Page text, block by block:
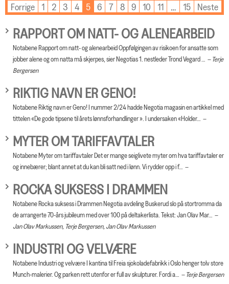
Forrige 1 2 3 4 5 6 7 8 9 10 11 15 Neste
RAPPORT OM NATT- OG ALENEARBEID
Notabene Rapport om natt- og alenearbeid Oppfølgingen av risikoen for ansatte som
jobber alene og om natta må skjerpes, sier Negotias 1. nestleder Trond Vegard …
Terje
Bergersen
RIKTIG NAVN ER GENO!
Notabene Riktig navn er Geno! I nummer 2/24 hadde Negotia magasin en artikkel med
tittelen «De gode tipsene til årets lønnsforhandlinger ». I undersaken «Holder…
MYTER OM TARIFFAVTALER
Notabene Myter om tariffavtaler Det er mange seiglivete myter om hva tariffavtaler er
og innebærer; blant annet at du kan bli satt ned i lønn. Vi rydder opp i f…
ROCKA SUKSESS I DRAMMEN
Notabene Rocka suksess i Drammen Negotia avdeling Buskerud slo på stortromma da
de arrangerte 70-års jubileum med over 100 på deltakerlista. Tekst: Jan Olav Mar…
Jan Olav Markussen, Terje Bergersen, Jan Olav Markussen
INDUSTRI OG VELVÆRE
Notabene Industri og velvære I kantina til Freia sjokoladefabrikk i Oslo henger tolv store
Munch-malerier. Og parken rett utenfor er full av skulpturer. Fordi a…
Terje Bergersen